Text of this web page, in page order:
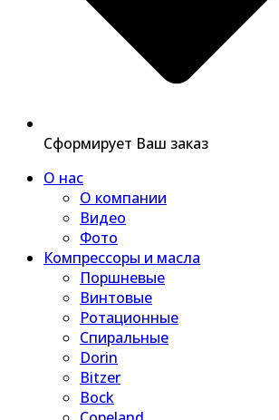
Сформирует Ваш заказ
О нас
О компании
Видео
Фото
Компрессоры и масла
Поршневые
Винтовые
Ротационные
Спиральные
Dorin
Bitzer
Bock